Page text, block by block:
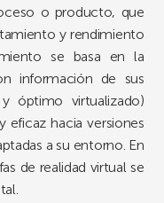
o producto, que
y rendimiento
se basa en la
información de sus
óptimo virtualizado)
eficaz hacia versiones
a su entorno. En
de realidad virtual se